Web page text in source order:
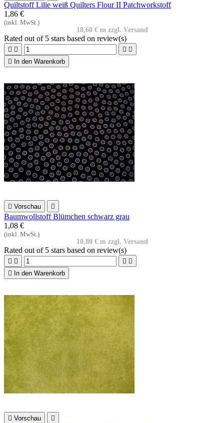
Quiltstoff Lilie weiß Quilters Flour II Patchworkstoff
1,86 €
(inkl. MwSt.)
18,60 € m zzgl. Versand
Rated out of 5 stars based on review(s)
   

In den Warenkorb
 Vorschau 
Baumwollstoff Blümchen schwarz grau
1,08 €
(inkl. MwSt.)
10,80 € m zzgl. Versand
Rated out of 5 stars based on review(s)
   

In den Warenkorb
 Vorschau 